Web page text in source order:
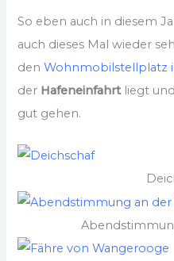
So eben auch in diesem
auch dieses Mal wieder
denWohnmobilstellplatz
der Hafeneinfahrtliegt
gut gehen.